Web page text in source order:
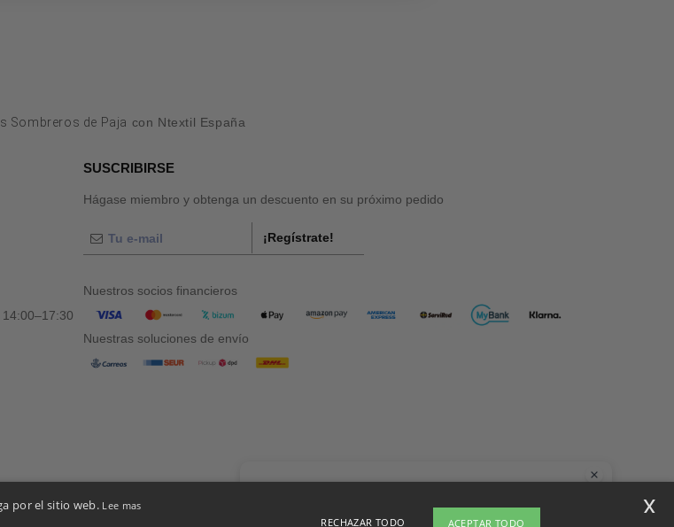
Sombreros de Paja con Ntextil España
SUSCRIBIRSE
Hágase miembro y obtenga un descuento en su próximo pedido
¡Regístrate!
Nuestros socios financieros
Nuestras soluciones de envío
por el sitio web. Lee mas
RECHAZAR TODO ACEPTAR TODO
x
Si tienes dudas o preguntas, puedes escribirnos en cualquier momento. Nuestro